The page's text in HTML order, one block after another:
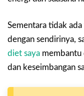
Sementara tidak
dengan sendirinya,
diet saya membantu
dan keseimbangan